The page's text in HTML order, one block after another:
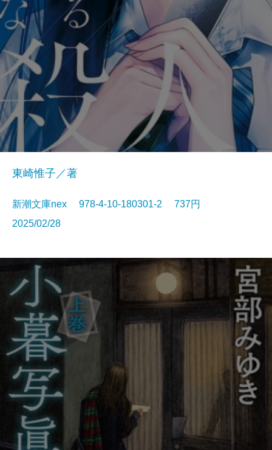
東崎惟子／著
新潮文庫nex 978-4-10-180301-2 737円
2025/02/28